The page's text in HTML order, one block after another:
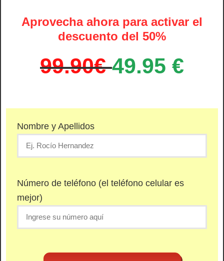
Aprovecha ahora para activar el
descuento del 50%
99.90€ 49.95 €
Nombre y Apellidos
Número de teléfono (el teléfono celular es
mejor)